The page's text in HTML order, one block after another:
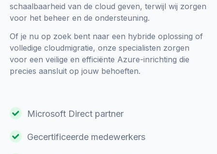
schaalbaarheid van de cloud geven, terwijl wij zorgen
voor het beheer en de ondersteuning.
Of je nu op zoek bent naar een hybride oplossing of
volledige cloudmigratie, onze specialisten zorgen
voor een veilige en efficiënte Azure-inrichting die
precies aansluit op jouw behoeften.
Microsoft Direct partner
Gecertificeerde medewerkers